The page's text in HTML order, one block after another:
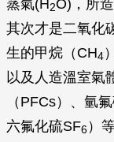
蒸氣(H2O)，所
其次才是二氧化
生的甲烷（CH4
以及人造溫室氣
（PFCs）、氫
六氟化硫SF6 ）